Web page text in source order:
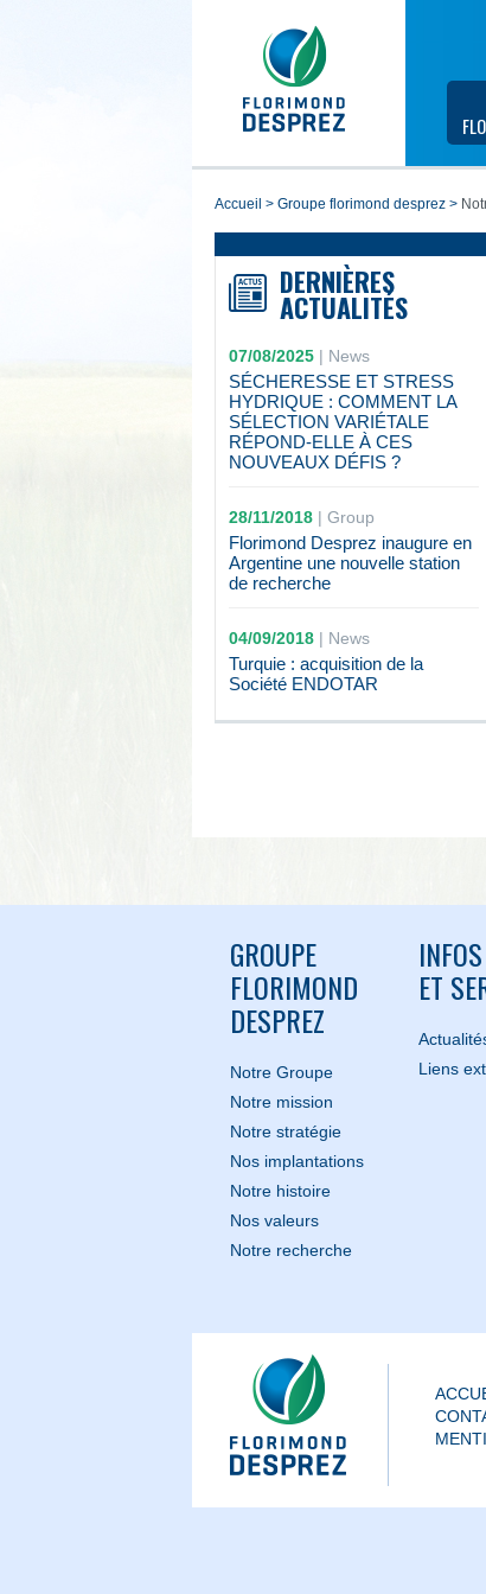
accueil > groupe florimond desprez >
DERNIÈRES
ACTUALITÉS
07/08/2025| News
SÉCHERESSE ET STRESS
HYDRIQUE : COMMENT LA
SÉLECTION VARIÉTALE
RÉPOND-ELLE À CES
NOUVEAUX DÉFIS ?
28/11/2018| Group
Florimond Desprez inaugure en
Argentine une nouvelle station
de recherche
04/09/2018| News
Turquie : acquisition de la
Société ENDOTAR
GROUPE
FLORIMOND
DESPREZ
Notre Groupe
Notre mission
Notre stratégie
Nos implantations
Notre histoire
Nos valeurs
Notre recherche
INFOS
ET
Liens